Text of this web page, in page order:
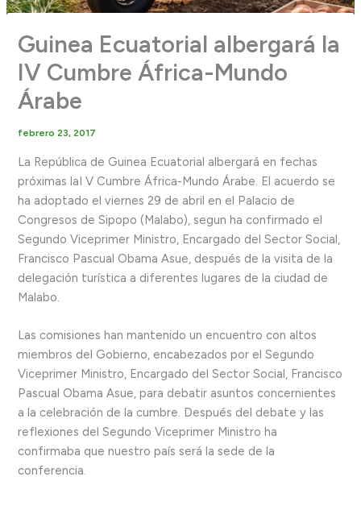
Guinea Ecuatorial albergará la
IV Cumbre África-Mundo
Árabe
febrero 23, 2017
La República de Guinea Ecuatorial albergará en fechas
próximas laI V Cumbre África-Mundo Árabe. El acuerdo se
ha adoptado el viernes 29 de abril en el Palacio de
Congresos de Sipopo (Malabo), segun ha confirmado el
Segundo Viceprimer Ministro, Encargado del Sector Social,
Francisco Pascual Obama Asue, después de la visita de la
delegación turística a diferentes lugares de la ciudad de
Malabo.
Las comisiones han mantenido un encuentro con altos
miembros del Gobierno, encabezados por el Segundo
Viceprimer Ministro, Encargado del Sector Social, Francisco
Pascual Obama Asue, para debatir asuntos concernientes
a la celebración de la cumbre. Después del debate y las
reflexiones del Segundo Viceprimer Ministro ha
confirmaba que nuestro país será la sede de la
conferencia.